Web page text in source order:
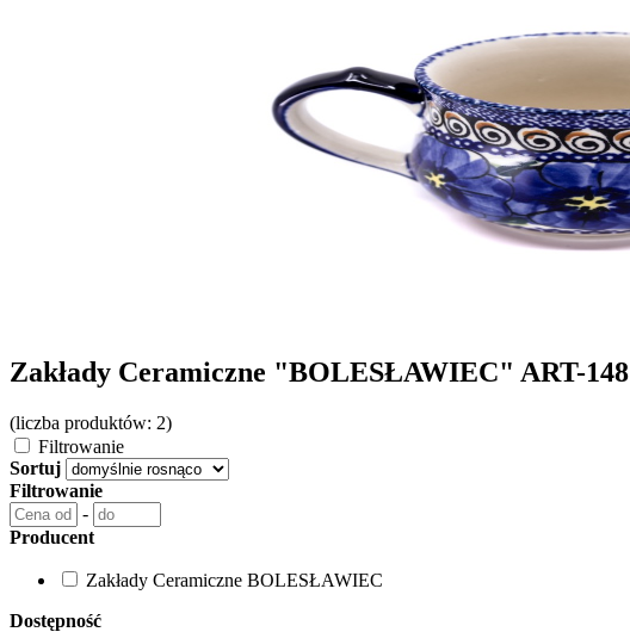
Zakłady Ceramiczne "BOLESŁAWIEC" ART-148
(liczba produktów: 2)
Filtrowanie
Sortuj
Filtrowanie
-
Producent
Zakłady Ceramiczne BOLESŁAWIEC
Dostępność